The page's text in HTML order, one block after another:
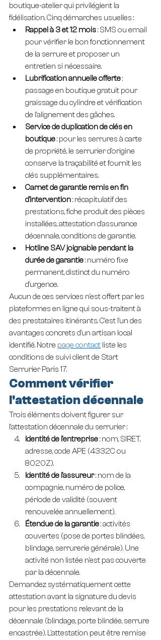
boutique-atelier qui privilégient la
fidélisation. Cinq démarches usuelles :
Rappel à 3 et 12 mois : SMS ou email
pour vérifier le bon fonctionnement
de la serrure et proposer un
entretien si nécessaire.
Lubrification annuelle offerte :
passage en boutique gratuit pour
graissage du cylindre et vérification
de l'alignement des gâches.
Service de duplication de clés en
boutique : pour les serrures à carte
de propriété, le serrurier d'origine
conserve la traçabilité et fournit les
clés supplémentaires.
Carnet de garantie remis en fin
d'intervention : récapitulatif des
prestations, fiche produit des pièces
installées, attestation d'assurance
décennale, conditions de garantie.
Hotline SAV joignable pendant la
durée de garantie : numéro fixe
permanent, distinct du numéro
d'urgence.
Aucun de ces services n'est offert par les
plateformes en ligne qui sous-traitent à
des prestataires itinérants. C'est l'un des
avantages concrets d'un artisan local
identifié. Notre page contact liste les
conditions de suivi client de Start
Serrurier Paris 17.
Comment vérifier
l'attestation décennale
Trois éléments doivent figurer sur
l'attestation décennale du serrurier :
Identité de l'entreprise : nom, SIRET,
adresse, code APE (4332C ou
8020Z).
Identité de l'assureur : nom de la
compagnie, numéro de police,
période de validité (souvent
renouvelée annuellement).
Étendue de la garantie : activités
couvertes (pose de portes blindées,
blindage, serrurerie générale). Une
activité non listée n'est pas couverte
par la décennale.
Demandez systématiquement cette
attestation avant la signature du devis
pour les prestations relevant de la
décennale (blindage, porte blindée, serrure
encastrée). L'attestation peut être remise